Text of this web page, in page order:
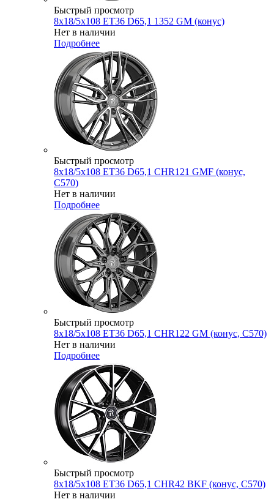
Быстрый просмотр
8x18/5x108 ET36 D65,1 1352 GM (конус)
Нет в наличии
Подробнее
Быстрый просмотр
8x18/5x108 ET36 D65,1 CHR121 GMF (конус,
C570)
Нет в наличии
Подробнее
Быстрый просмотр
8x18/5x108 ET36 D65,1 CHR122 GM (конус, C570)
Нет в наличии
Подробнее
Быстрый просмотр
8x18/5x108 ET36 D65,1 CHR42 BKF (конус, C570)
Нет в наличии